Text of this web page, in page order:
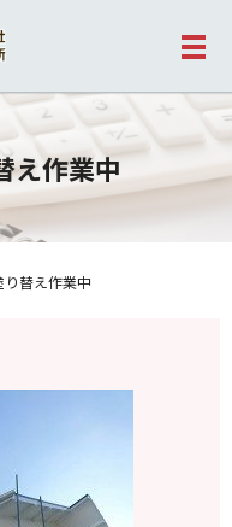
メ
え作業中
替え作業中